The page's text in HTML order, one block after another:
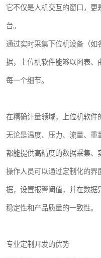
它不仅是人机交互的窗口，
台。
通过实时采集下位机设备（如
据，上位机软件能够以图表、
每一个细节。
在精确计量领域，上位机软件
无论是温度、压力、流量、重
都能提供高精度的数据采集、
操作人员可以通过定制化的界
据，设置报警阈值，并在数据
稳定性和产品质量的一致性。
专业定制开发的优势